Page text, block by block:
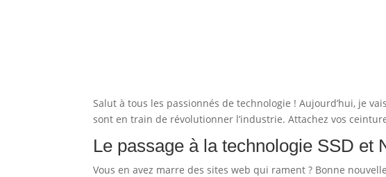
Salut à tous les passionnés de technologie ! Aujourd’hui, je
sont en train de révolutionner l’industrie. Attachez vos
Le passage à la technologie SSD et
Vous en avez marre des sites web qui rament ? Bonne